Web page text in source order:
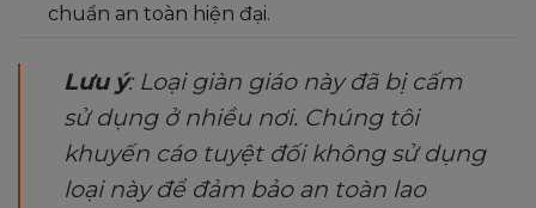
chuẩn an toàn hiện đại.
Lưu ý: Loại giàn giáo này đã bị cấm
sử dụng ở nhiều nơi. Chúng tôi
khuyến cáo tuyệt đối không sử dụng
loại này để đảm bảo an toàn lao